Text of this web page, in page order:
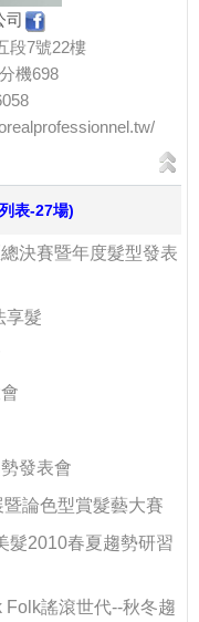
司
段7號22樓
機698
表-27場)
決賽暨年度髮型發表
享髮
發表會
論色型賞髮藝大賽
髮2010春夏趨勢研習
Folk謠滾世代--秋冬趨